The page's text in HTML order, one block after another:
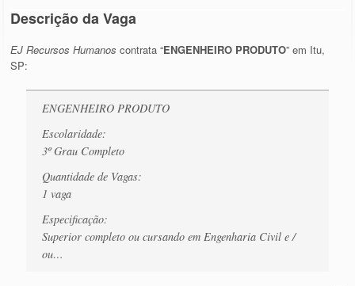
Descrição da Vaga
EJ Recursos Humanos contrata “ENGENHEIRO PRODUTO” em Itu,
SP:
ENGENHEIRO PRODUTO
Escolaridade:
3º Grau Completo
Quantidade de Vagas:
1 vaga
Especificação:
Superior completo ou cursando em Engenharia Civil e /
ou…